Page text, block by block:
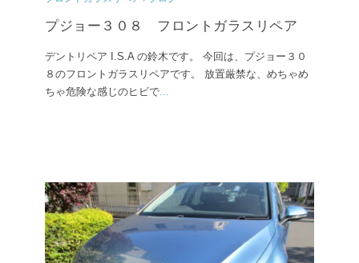
プジョー３０８ フロントガラスリペア
デントリペア I.S.A の鈴木です。 今回は、プジョー３０
８のフロントガラスリペアです。 放置厳禁な、めちゃめ
ちゃ危険な感じのヒビで...